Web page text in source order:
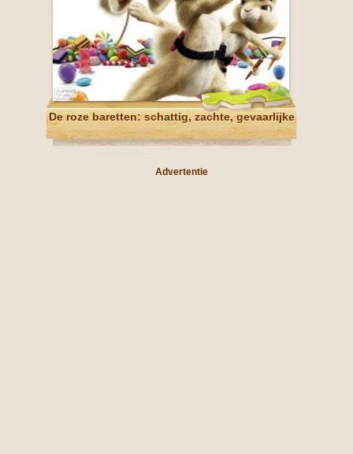
De roze baretten: schattig, zachte, gevaarlijke
Advertentie